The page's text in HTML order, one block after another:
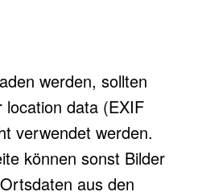
werden, sollten
data (EXIF
verwendet werden.
können sonst Bilder
aus den